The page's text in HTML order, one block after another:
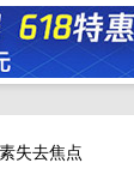
失去焦点